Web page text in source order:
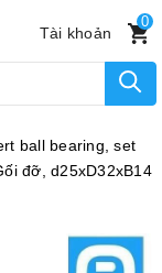
Tài khoản
0
ball bearing, set
đỡ, d25xD32xB14